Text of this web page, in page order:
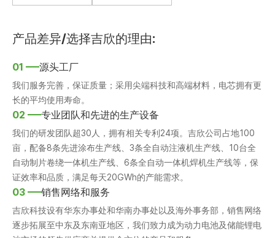
产品差异/选择吉欣的理由:
01 源头工厂
我们服务完善，保证质量；采用尖端科技和高端材料，电芯拥有更
长的平均使用寿命。
02 专业团队和先进的生产设备
我们的研发团队超30人，拥有相关专利24项。吉欣公司占地100
亩，配备8条先进涂布生产线、3条全自动注液机生产线、10台全
自动制片卷绕一体机生产线、6条全自动一体机焊机生产线等，保
证效率和品质，满足每天20GWh的产能需求。
03 销售网络和服务
吉欣科技设有华东办事处和华南办事处以及海外事务部，销售网络
逐步拓展至中东及东南亚地区，我们致力成为动力电池及储能锂电